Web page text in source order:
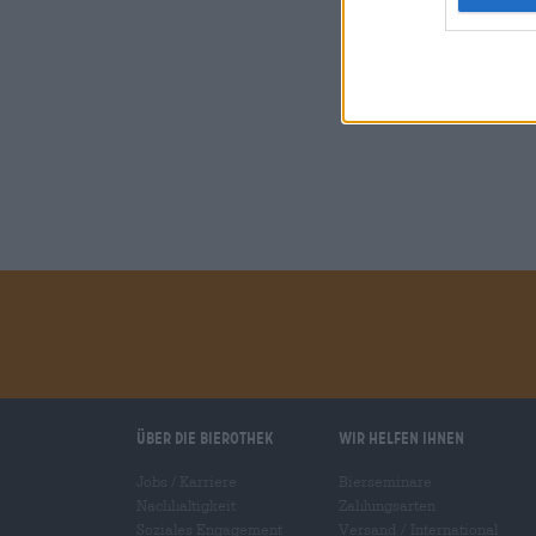
Über die Bierothek Wir helfen Ihnen